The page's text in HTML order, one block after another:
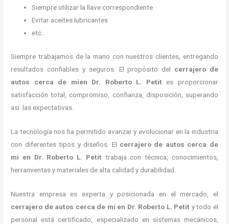
Siempre utilizar la llave correspondiente
Evitar aceites lubricantes
etc.
Siempre trabajamos de la mano con nuestros clientes, entregando
resultados confiables y seguros. El propósito del cerrajero de
autos cerca de mien Dr. Roberto L. Petit es proporcionar
satisfacción total, compromiso, confianza, disposición, superando
así las expectativas.
La tecnología nos ha permitido avanzar y evolucionar en la industria
con diferentes tipos y diseños. El cerrajero de autos cerca de
mi en Dr. Roberto L. Petit trabaja con técnica, conocimientos,
herramientas y materiales de alta calidad y durabilidad.
Nuestra empresa es experta y posicionada en el mercado, el
cerrajero de autos cerca de mi en Dr. Roberto L. Petit y todo el
personal está certificado, especializado en sistemas mecánicos,